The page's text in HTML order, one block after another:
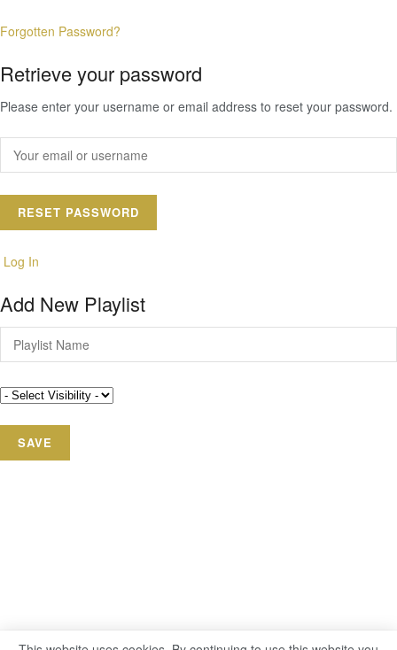
Forgotten Password?
Retrieve your password
Please enter your username or email address to reset your password.
Log In
Add New Playlist